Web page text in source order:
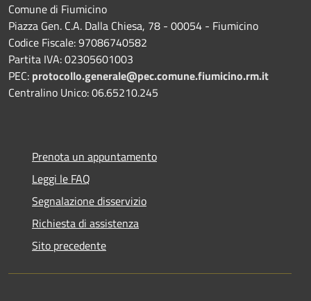
Comune di Fiumicino
Piazza Gen. C.A. Dalla Chiesa, 78 - 00054 - Fiumicino
Codice Fiscale: 97086740582
Partita IVA: 02305601003
PEC: protocollo.generale@pec.comune.fiumicino.rm.it
Centralino Unico: 06.65210.245
Prenota un appuntamento
Leggi le FAQ
Segnalazione disservizio
Richiesta di assistenza
Sito precedente